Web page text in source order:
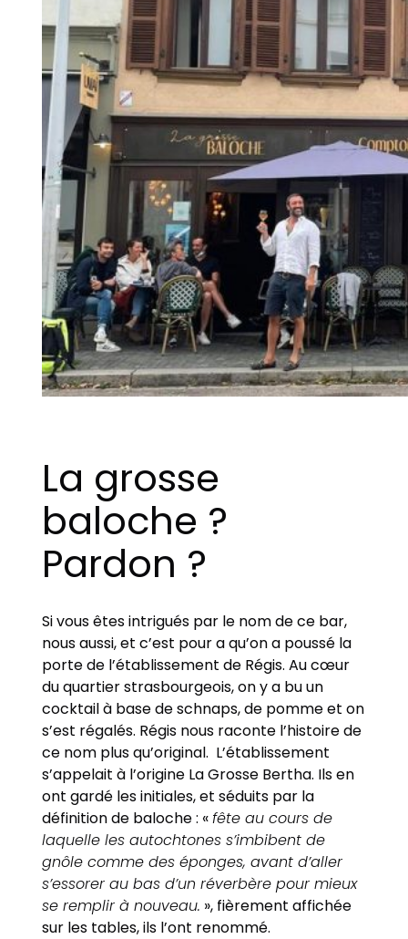
La grosse
baloche ?
Pardon ?
Si vous êtes intrigués par le nom de ce bar,
nous aussi, et c’est pour a qu’on a poussé la
porte de l’établissement de Régis. Au cœur
du quartier strasbourgeois, on y a bu un
cocktail à base de schnaps, de pomme et on
s’est régalés. Régis nous raconte l’histoire de
ce nom plus qu’original. L’établissement
s’appelait à l’origine La Grosse Bertha. Ils en
ont gardé les initiales, et séduits par la
définition de baloche : «fête au cours de
laquelle les autochtones s’imbibent de
gnôle comme des éponges, avant d’aller
s’essorer au bas d’un réverbère pour mieux
se remplir à nouveau. », fièrement affichée
sur les tables, ils l’ont renommé.